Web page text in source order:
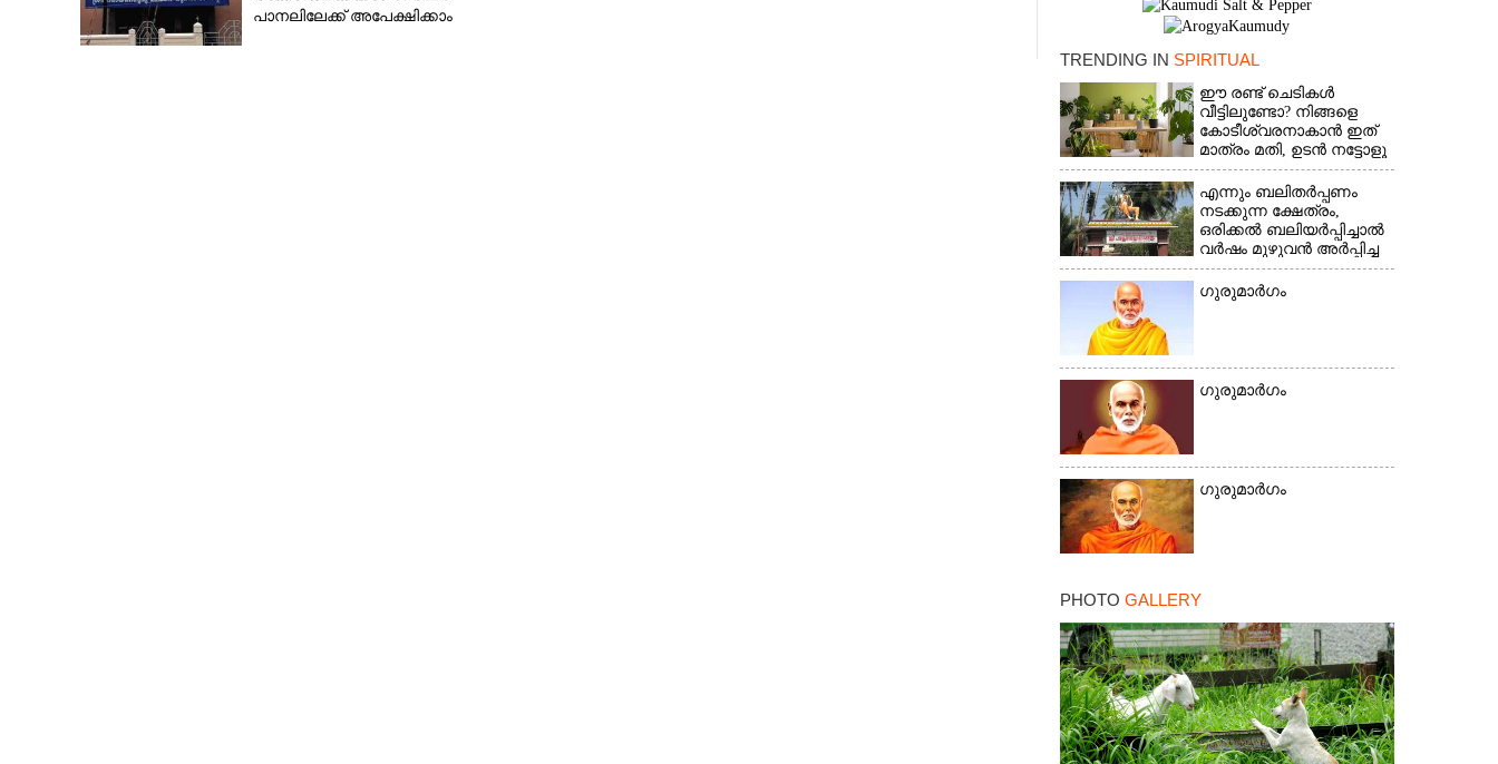
പാനലിലേക്ക് അപേക്ഷിക്കാം
TRENDING IN SPIRITUAL
ഈ രണ്ട് ചെടികൾ
വീട്ടിലുണ്ടോ?​ നിങ്ങളെ
കോടീശ്വരനാകാൻ ഇത്
മാത്രം മതി,​ ഉടൻ നട്ടോളൂ
എന്നും ബലിതർപ്പണം
നടക്കുന്ന ക്ഷേത്രം,​
ഒരിക്കൽ ബലിയർപ്പിച്ചാൽ
വർഷം മുഴുവൻ അർപ്പിച്ച
പുണ്യം
ഗുരുമാർഗം
ഗുരുമാർഗം
ഗുരുമാർഗം
PHOTO GALLERY
×